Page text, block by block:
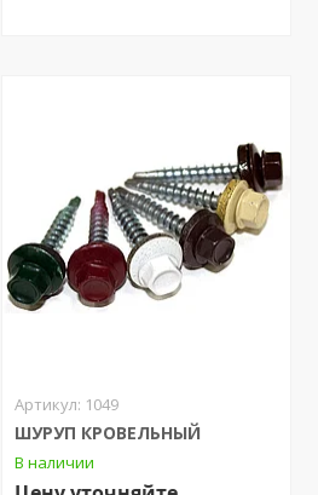
1049
ШУРУП КРОВЕЛЬНЫЙ
В наличии